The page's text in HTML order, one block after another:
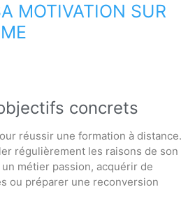
MOTIVATION SUR
concrets
réussir une formation à distance.
régulièrement les raisons de son
métier passion, acquérir de
ou préparer une reconversion